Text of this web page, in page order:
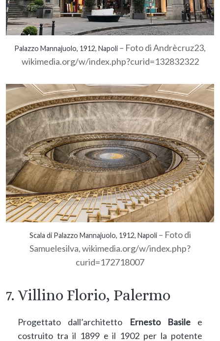
Palazzo Mannajuolo, 1912, Napoli – Foto di Andrècruz23,
wikimedia.org/w/index.php?curid=132832322
Scala di Palazzo Mannajuolo, 1912, Napoli – Foto di
Samuelesilva, wikimedia.org/w/index.php?
curid=172718007
7. Villino Florio, Palermo
Progettato dall’architetto Ernesto Basilee
costruito tra il 1899 e il 1902 per la potente